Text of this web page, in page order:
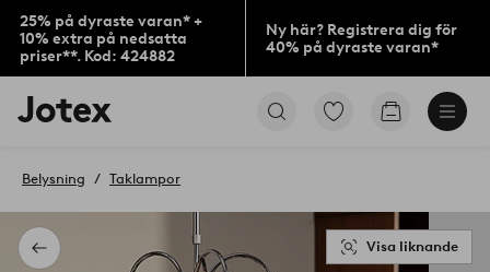
25% på dyraste varan* +
10% extra på nedsatta
priser**. Kod: 424882
Ny här? Registrera dig för
40% på dyraste varan*
Jotex
logotyp
till
Gå
Gå
Tillbaka
Belysning Taklampor
Visa liknande